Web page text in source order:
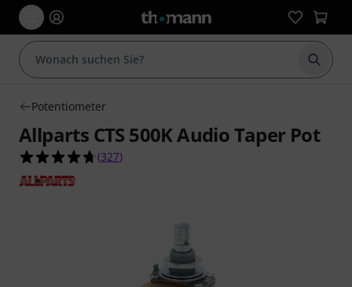
Suche
Potentiometer
Allparts CTS 500K Audio Taper Pot
4.7 von 5 Sternen aus 327 Kundenbewertungen
(327)